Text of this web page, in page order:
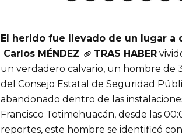
El herido fue llevado de un lugar
Carlos MÉNDEZ
TRAS HABER
un verdadero calvario, un hombre de
del Consejo Estatal de Seguridad
abandonado dentro de las
Francisco Totimehuacán, desde las
reportes, este hombre se identificó